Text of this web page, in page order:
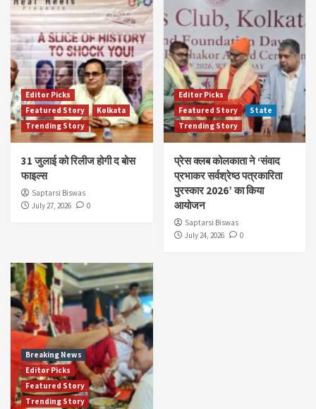
Editor Picks
Featured Story
Kolkata
Trending Story
31 जुलाई को रिलीज होगी द बोस
फाइल्स
Saptarsi Biswas
July 27, 2026
0
Editor Picks
Featured Story
State
Trending Story
प्रेस क्लब कोलकाता ने ‘संवाद
प्रभाकर सर्वश्रेष्ठ पत्रकारिता
पुरस्कार 2026’ का किया
आयोजन
Saptarsi Biswas
July 24, 2026
0
Breaking News
Editor Picks
Featured Story
Trending Story